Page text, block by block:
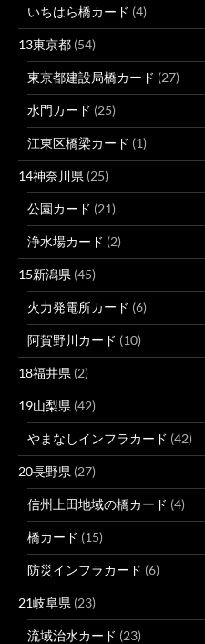
いちはら橋カード (4)
13東京都 (54)
東京都建設局橋カード (27)
水門カード (25)
江東区橋梁カード (1)
14神奈川県 (25)
公園カード (21)
浄水場カード (2)
15新潟県 (45)
火力発電所カード (6)
阿賀野川カード (10)
18福井県 (2)
19山梨県 (42)
やまなしインフラカード (42)
20長野県 (27)
信州上田地域の橋カード (4)
橋カード (15)
防災インフラカード (6)
21岐阜県 (23)
流域治水カード (23)